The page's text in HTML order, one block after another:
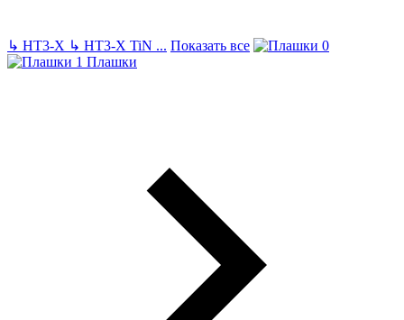
↳ HT3-X ↳ HT3-X TiN ... Показать все
Плашки